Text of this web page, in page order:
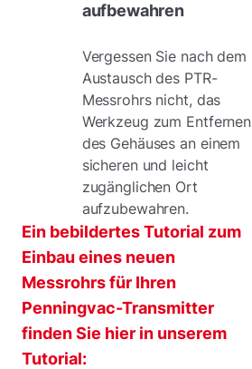
aufbewahren
Vergessen Sie nach dem
Austausch des PTR-
Messrohrs nicht, das
Werkzeug zum Entfernen
des Gehäuses an einem
sicheren und leicht
zugänglichen Ort
aufzubewahren.
Ein bebildertes Tutorial zum
Einbau eines neuen
Messrohrs für Ihren
Penningvac-Transmitter
finden Sie hier in unserem
Tutorial: